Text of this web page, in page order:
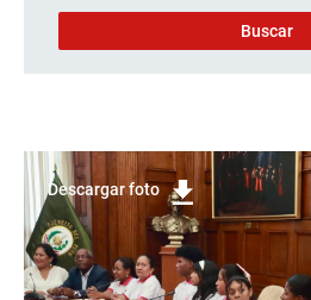
Descargar foto